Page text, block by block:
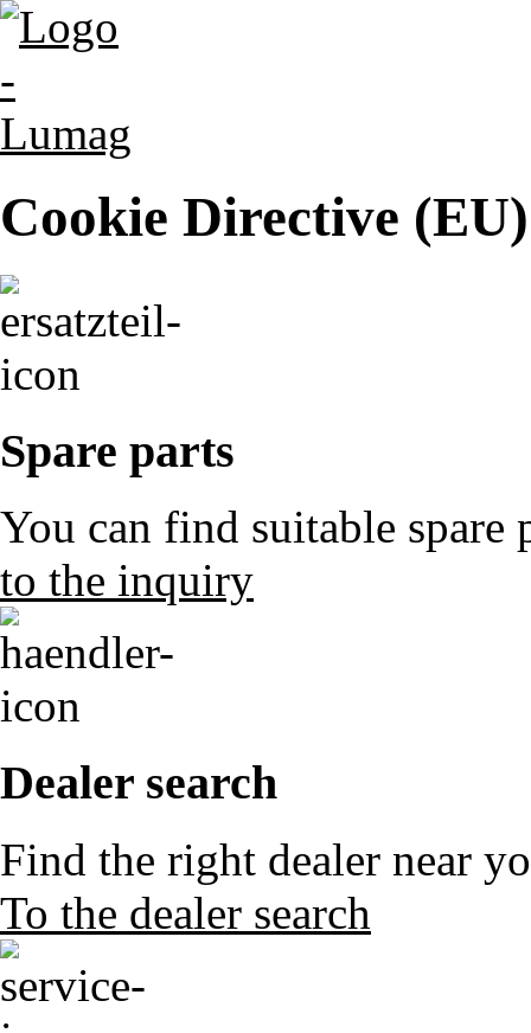
Cookie Directive (EU)
Spare parts
You can find suitable spare
to the inquiry
Dealer search
Find the right dealer near
To the dealer search